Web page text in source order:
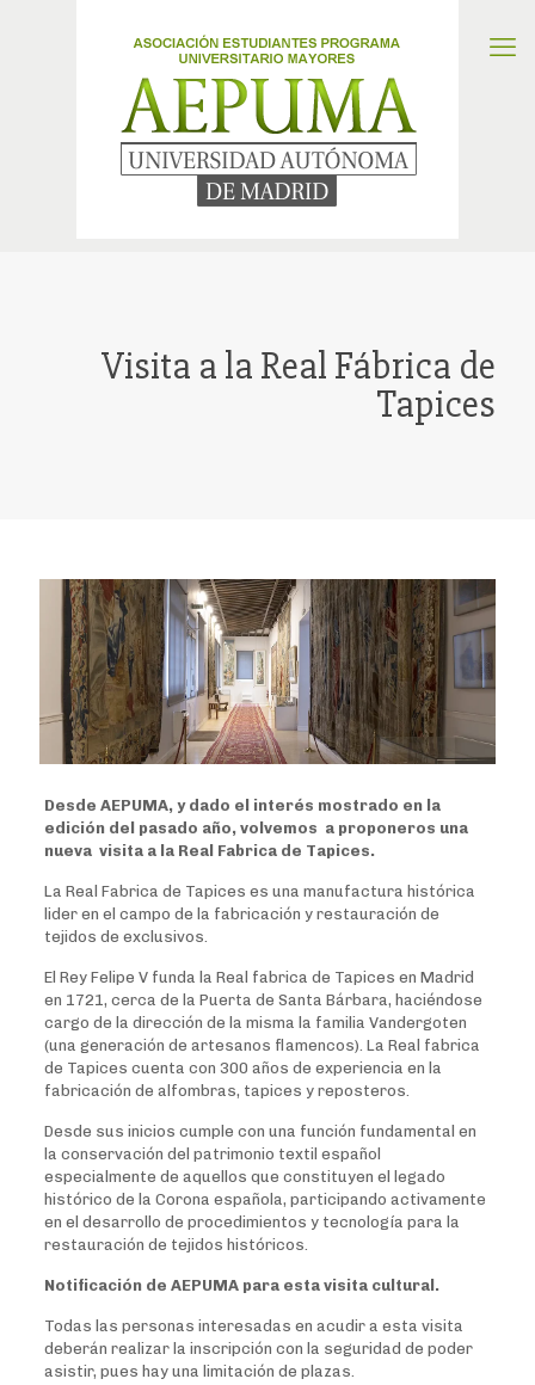
Visita a la Real Fábrica de
Tapices
Desde AEPUMA, y dado el interés mostrado en la
edición del pasado año, volvemos a proponeros una
nueva visita a la Real Fabrica de Tapices.
La Real Fabrica de Tapices es una manufactura histórica
lider en el campo de la fabricación y restauración de
tejidos de exclusivos.
El Rey Felipe V funda la Real fabrica de Tapices en Madrid
en 1721, cerca de la Puerta de Santa Bárbara, haciéndose
cargo de la dirección de la misma la familia Vandergoten
(una generación de artesanos flamencos). La Real fabrica
de Tapices cuenta con 300 años de experiencia en la
fabricación de alfombras, tapices y reposteros.
Desde sus inicios cumple con una función fundamental en
la conservación del patrimonio textil español
especialmente de aquellos que constituyen el legado
histórico de la Corona española, participando activamente
en el desarrollo de procedimientos y tecnología para la
restauración de tejidos históricos.
Notificación de AEPUMA para esta visita cultural.
Todas las personas interesadas en acudir a esta visita
deberán realizar la inscripción con la seguridad de poder
asistir, pues hay una limitación de plazas.